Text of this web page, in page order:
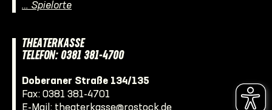
… Spielorte
THEATERKASSE
TELEFON: 0381 381-4700
Doberaner Straße 134/135
Fax: 0381 381-4701
E-Mail: theaterkasse@rostock.de